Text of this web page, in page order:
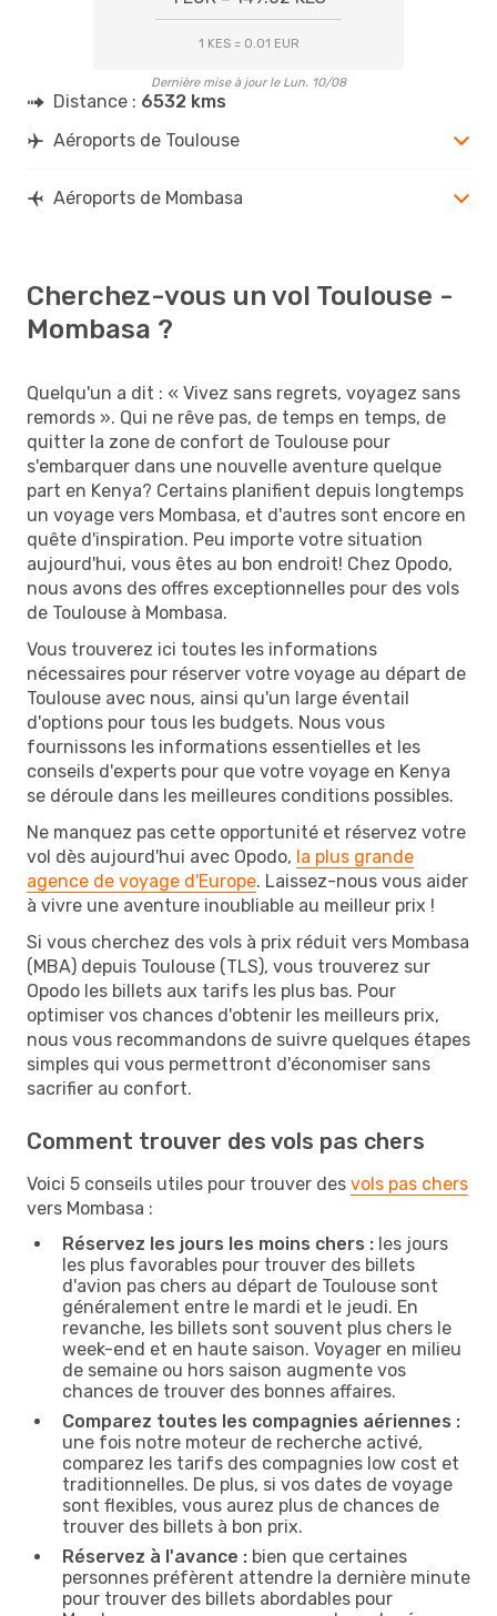
1 KES = 0.01 EUR
Dernière mise à jour le Lun. 10/08
Distance : 6532 kms
Aéroports de Toulouse
Aéroports de Mombasa
Cherchez-vous un vol Toulouse -
Mombasa ?
Quelqu'un a dit : « Vivez sans regrets, voyagez sans
remords ». Qui ne rêve pas, de temps en temps, de
quitter la zone de confort de Toulouse pour
s'embarquer dans une nouvelle aventure quelque
part en Kenya? Certains planifient depuis longtemps
un voyage vers Mombasa, et d'autres sont encore en
quête d'inspiration. Peu importe votre situation
aujourd'hui, vous êtes au bon endroit! Chez Opodo,
nous avons des offres exceptionnelles pour des vols
de Toulouse à Mombasa.
Vous trouverez ici toutes les informations
nécessaires pour réserver votre voyage au départ de
Toulouse avec nous, ainsi qu'un large éventail
d'options pour tous les budgets. Nous vous
fournissons les informations essentielles et les
conseils d'experts pour que votre voyage en Kenya
se déroule dans les meilleures conditions possibles.
Ne manquez pas cette opportunité et réservez votre
vol dès aujourd'hui avec Opodo, la plus grande
agence de voyage d'Europe. Laissez-nous vous aider
à vivre une aventure inoubliable au meilleur prix !
Si vous cherchez des vols à prix réduit vers Mombasa
(MBA) depuis Toulouse (TLS), vous trouverez sur
Opodo les billets aux tarifs les plus bas. Pour
optimiser vos chances d'obtenir les meilleurs prix,
nous vous recommandons de suivre quelques étapes
simples qui vous permettront d'économiser sans
sacrifier au confort.
Comment trouver des vols pas chers
Voici 5 conseils utiles pour trouver des vols pas chers
vers Mombasa :
Réservez les jours les moins chers : les jours
les plus favorables pour trouver des billets
d'avion pas chers au départ de Toulouse sont
généralement entre le mardi et le jeudi. En
revanche, les billets sont souvent plus chers le
week-end et en haute saison. Voyager en milieu
de semaine ou hors saison augmente vos
chances de trouver des bonnes affaires.
Comparez toutes les compagnies aériennes :
une fois notre moteur de recherche activé,
comparez les tarifs des compagnies low cost et
traditionnelles. De plus, si vos dates de voyage
sont flexibles, vous aurez plus de chances de
trouver des billets à bon prix.
Réservez à l'avance : bien que certaines
personnes préfèrent attendre la dernière minute
pour trouver des billets abordables pour